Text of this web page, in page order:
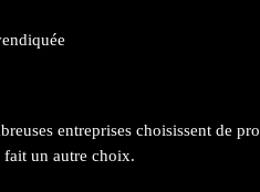
entreprises choisissent de
fait un autre choix.